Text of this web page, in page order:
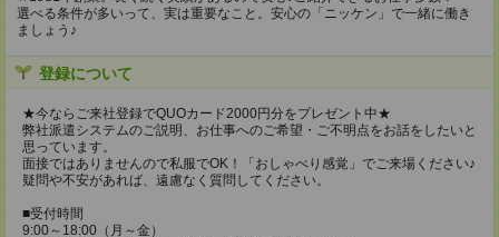
選べる条件が多いって、実は重要なこと。安心の「ニッケン」で一緒に働き
ましょう♪
登録について
★今ならご来社登録でQUOカード2000円分をプレゼント中★
弊社派遣システムのご説明、お仕事へのご希望・ご不明点をお話をしたいと
思っています。
面接ではありませんので私服でOK！「おしゃべり感覚」でご来場ください♪
疑問や不安があれば、遠慮なく質問してください。
■受付時間
9:00～18:00（月～金）